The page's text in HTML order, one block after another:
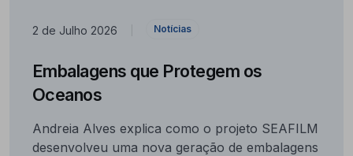
2 de Julho 2026 Notícias
Embalagens que Protegem os
Oceanos
Andreia Alves explica como o projeto SEAFILM
desenvolveu uma nova geração de embalagens